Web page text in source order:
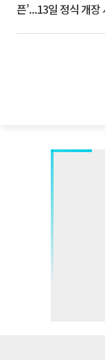
픈’...13일 정식 개장